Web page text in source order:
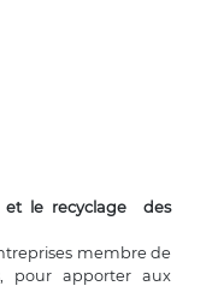
et le recyclage des
membre de
pour apporter aux